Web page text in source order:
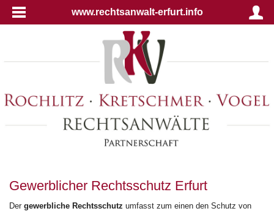
www.rechtsanwalt-erfurt.info
Gewerblicher Rechtsschutz Erfurt
Der gewerbliche Rechtsschutz umfasst zum einen den Schutz von